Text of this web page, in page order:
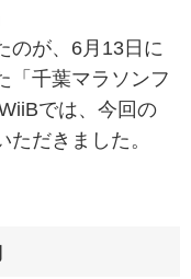
のが、6月13日に
「千葉マラソンフ
では、今回の
だきました。